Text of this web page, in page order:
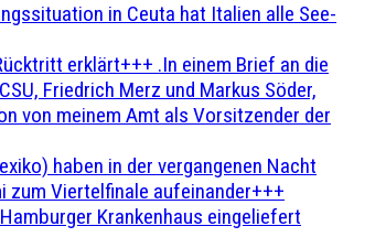
in Ceuta hat Italien alle See-
erklärt+++ .In einem Brief an die
Friedrich Merz und Markus Söder,
von meinem Amt als Vorsitzender der
haben in der vergangenen Nacht
zum Viertelfinale aufeinander+++
Krankenhaus eingeliefert